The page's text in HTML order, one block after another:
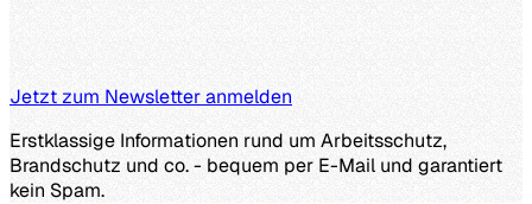
Jetzt zum Newsletter anmelden
Erstklassige Informationen rund um Arbeitsschutz,
Brandschutz und co. - bequem per E-Mail und garantiert
kein Spam.